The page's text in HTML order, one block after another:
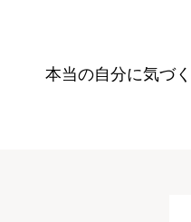
本当の自分に気づく